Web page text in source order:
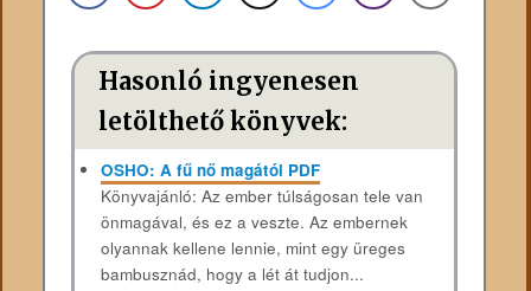
Hasonló ingyenesen
letölthető könyvek:
OSHO: A fű nő magától PDF
Könyvajánló: Az ember túlságosan tele van
önmagával, és ez a veszte. Az embernek
olyannak kellene lennie, mint egy üreges
bambusznád, hogy a lét át tudjon...